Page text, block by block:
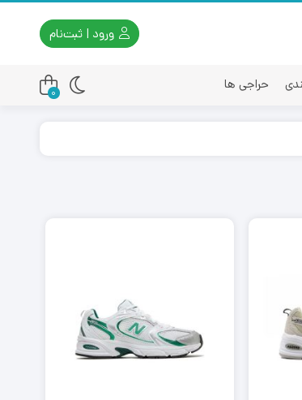
ورود | ثبت‌نام
حراجی ها
0